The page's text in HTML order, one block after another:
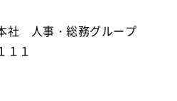
人事・総務グループ
１１